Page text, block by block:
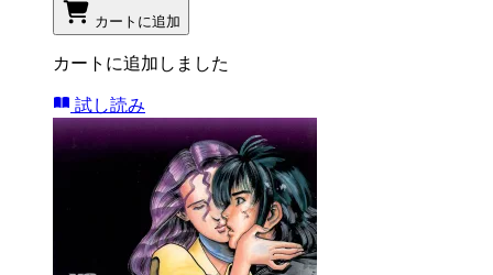
カートに追加
カートに追加しました
試し読み